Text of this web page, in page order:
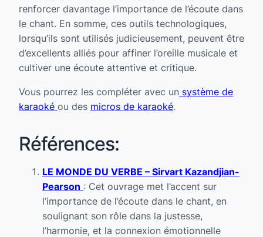
renforcer davantage l’importance de l’écoute dans
le chant. En somme, ces outils technologiques,
lorsqu’ils sont utilisés judicieusement, peuvent être
d’excellents alliés pour affiner l’oreille musicale et
cultiver une écoute attentive et critique.
Vous pourrez les compléter avec un système de
karaoké ou des micros de karaoké.
Références:
LE MONDE DU VERBE – Sirvart Kazandjian-
Pearson : Cet ouvrage met l’accent sur
l’importance de l’écoute dans le chant, en
soulignant son rôle dans la justesse,
l’harmonie, et la connexion émotionnelle